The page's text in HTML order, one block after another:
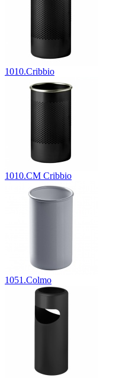
1010.Cribbio
1010.CM Cribbio
1051.Colmo